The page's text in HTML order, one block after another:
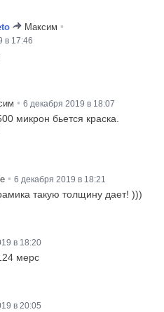
Максим •
в 17:46
• 6 декабря 2019 в 18:07
микрон бьется краска.
• 6 декабря 2019 в 18:21
такую толщину дает! )))
в 18:20
мерс
в 20:05